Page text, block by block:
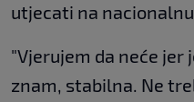
utjecati na
"Vjerujem da neće jer
znam, stabilna. Ne